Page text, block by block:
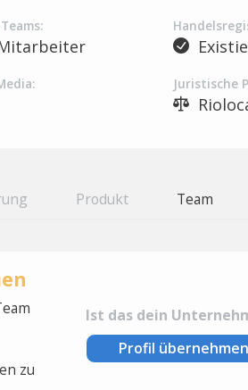
Juristische
Produkt Team
zu
Ist das dein
Profil übernehmen